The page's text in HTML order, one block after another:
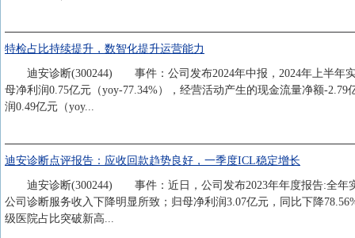
特检占比持续提升，数智化提升运营能力
迪安诊断(300244) 事件：公司发布2024年中报，2024年上半年实
母净利润0.75亿元（yoy-77.34%），经营活动产生的现金流量净额-
润0.49亿元（yoy...
迪安诊断点评报告：应收回款趋势良好，一季度ICL稳定增长
迪安诊断(300244) 事件：近日，公司发布2023年年度报告:全年实
公司诊断服务收入下降明显所致；归母净利润3.07亿元，同比下降
级医院占比突破新高...